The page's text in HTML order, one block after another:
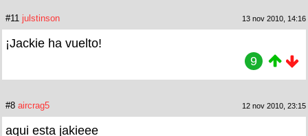
#11 julstinson 13 nov 2010, 14:16
¡Jackie ha vuelto!
9
#8 aircrag5 12 nov 2010, 23:15
aqui esta jakieee